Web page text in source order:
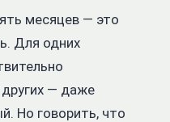
месяцев — это
Для одних
— даже
Но говорить, что